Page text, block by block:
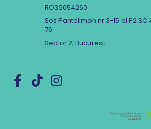
RO39054260
Sos Pantelimon nr 3-15 bl P2 SC
76
Sector 2, Bucuresti